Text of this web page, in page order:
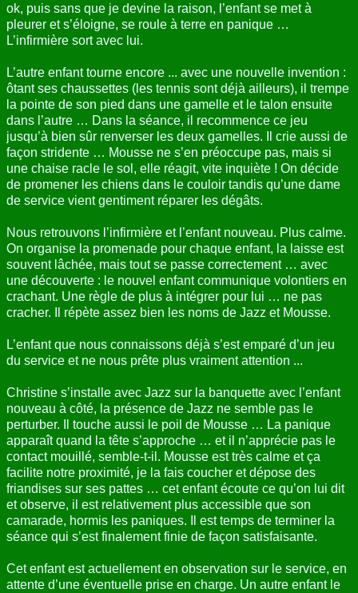
ok, puis sans que je devine la raison, l’enfant se met à
pleurer et s’éloigne, se roule à terre en panique …
L’infirmière sort avec lui.
L’autre enfant tourne encore ... avec une nouvelle invention :
ôtant ses chaussettes (les tennis sont déjà ailleurs), il trempe
la pointe de son pied dans une gamelle et le talon ensuite
dans l’autre … Dans la séance, il recommence ce jeu
jusqu’à bien sûr renverser les deux gamelles. Il crie aussi de
façon stridente … Mousse ne s’en préoccupe pas, mais si
une chaise racle le sol, elle réagit, vite inquiète ! On décide
de promener les chiens dans le couloir tandis qu’une dame
de service vient gentiment réparer les dégâts.
Nous retrouvons l’infirmière et l’enfant nouveau. Plus calme.
On organise la promenade pour chaque enfant, la laisse est
souvent lâchée, mais tout se passe correctement … avec
une découverte : le nouvel enfant communique volontiers en
crachant. Une règle de plus à intégrer pour lui … ne pas
cracher. Il répète assez bien les noms de Jazz et Mousse.
L’enfant que nous connaissons déjà s’est emparé d’un jeu
du service et ne nous prête plus vraiment attention ...
Christine s’installe avec Jazz sur la banquette avec l’enfant
nouveau à côté, la présence de Jazz ne semble pas le
perturber. Il touche aussi le poil de Mousse … La panique
apparaît quand la tête s’approche … et il n’apprécie pas le
contact mouillé, semble-t-il. Mousse est très calme et ça
facilite notre proximité, je la fais coucher et dépose des
friandises sur ses pattes … cet enfant écoute ce qu’on lui dit
et observe, il est relativement plus accessible que son
camarade, hormis les paniques. Il est temps de terminer la
séance qui s’est finalement finie de façon satisfaisante.
Cet enfant est actuellement en observation sur le service, en
attente d’une éventuelle prise en charge. Un autre enfant le